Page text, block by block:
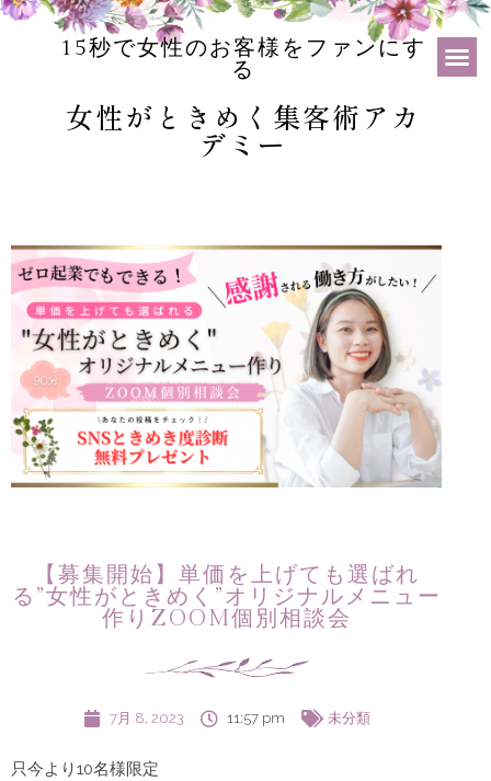
15秒で女性のお客様をファンにす
る
女性がときめく集客術アカ
デミー
【募集開始】単価を上げても選ばれ
る”女性がときめく”オリジナルメニュー
作りZOOM個別相談会
7月 8, 2023 11:57 pm 未分類
只今より10名様限定